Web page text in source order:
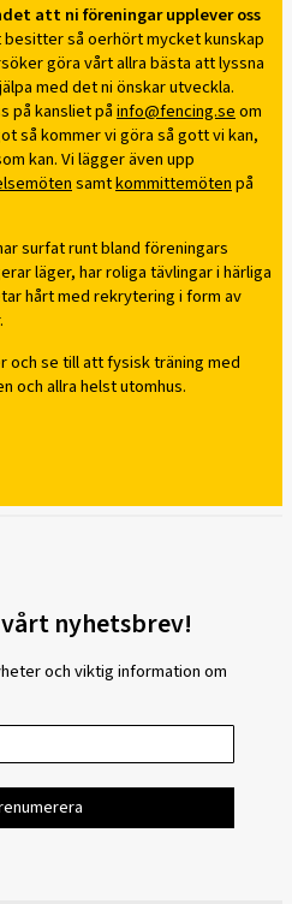
att ni föreningar upplever oss
besitter så oerhört mycket kunskap
göra vårt allra bästa att lyssna
med det ni önskar utveckla.
på kansliet påinfo@fencing.seom
så kommer vi göra så gott vi kan,
kan. Vi lägger även upp
samtkommittemötenpå
surfat runt bland föreningars
läger, har roliga tävlingar i härliga
hårt med rekrytering i form av
och se till att fysisk träning med
och allra helst utomhus.
nyhetsbrev!
och viktig information om